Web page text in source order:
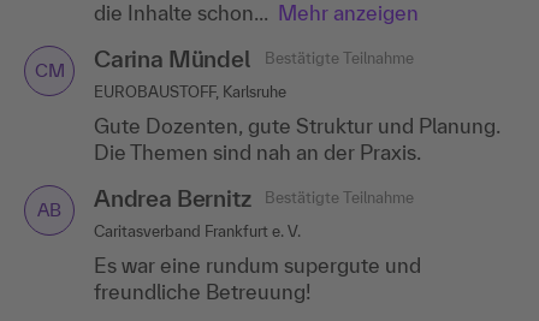
die Inhalte schon...
Mehr anzeigen
CM Carina Mündel
Bestätigte Teilnahme
EUROBAUSTOFF, Karlsruhe
Gute Dozenten, gute Struktur und Planung.
Die Themen sind nah an der Praxis.
AB Andrea Bernitz
Bestätigte Teilnahme
Caritasverband Frankfurt e. V.
Es war eine rundum supergute und
freundliche Betreuung!